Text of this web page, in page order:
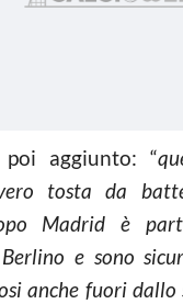
aggiunto: “
tosta da
Madrid è
e sono
anche fuori dallo